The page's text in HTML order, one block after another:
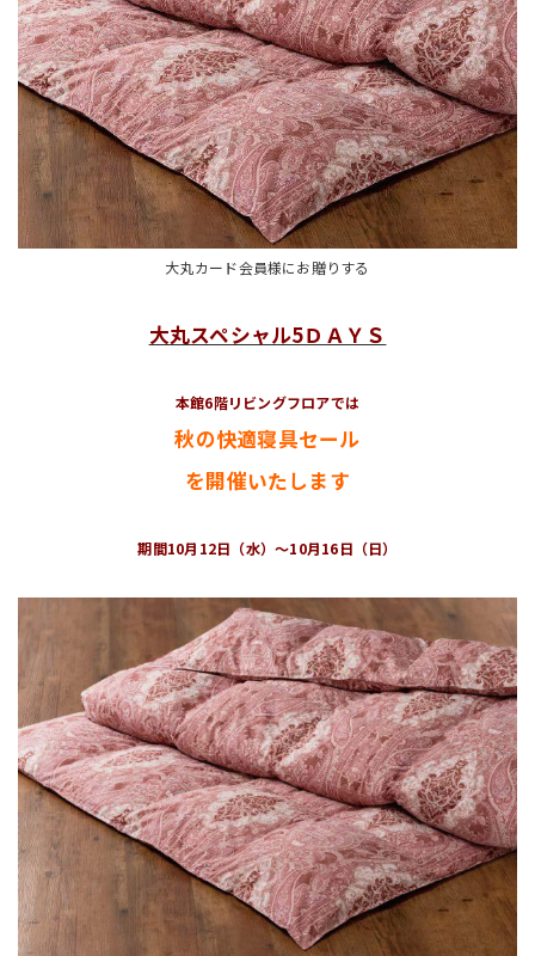
大丸カード会員様にお贈りする
大丸スペシャル5ＤＡＹＳ
本館6階リビングフロアでは
秋の快適寝具セール
を開催いたします
期間10月12日（水）～10月16日（日）